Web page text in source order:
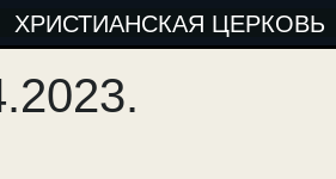
ХРИСТИАНСКАЯ ЦЕРКОВЬ